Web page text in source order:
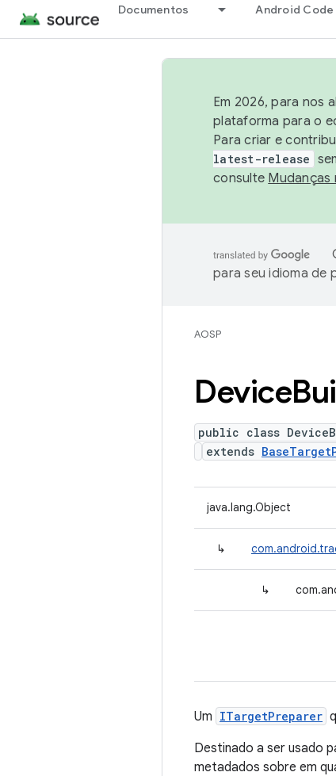
Documentos Android Code
Em 2026, para nos
plataforma para o
Para criar e
latest-release
consulte Mudanças
para seu idioma de
AOSP
Device
public class
extends
java.lang.Object
↳
↳
Um ITargetPreparer
Destinado a ser usado
metadados sobre em